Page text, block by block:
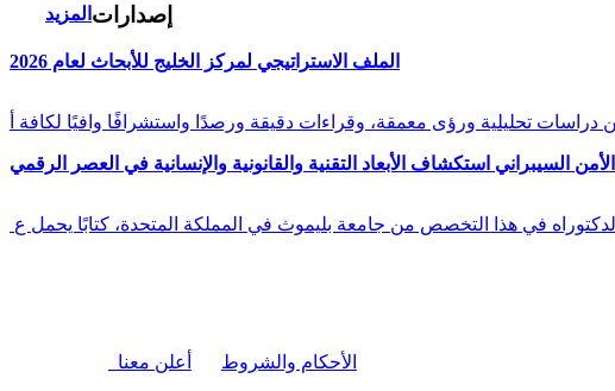
المزيد إصدارات
الملف الاستراتيجي لمركز الخليج للأبحاث لعام 2026
الأمن السيبراني استكشاف الأبعاد التقنية والقانونية والإنسانية في العصر الرقمي
في هذا التخصص من جامعة بليموث في المملكة المتحدة، كتابًا يحمل ع
أعلن معنا الأحكام والشروط